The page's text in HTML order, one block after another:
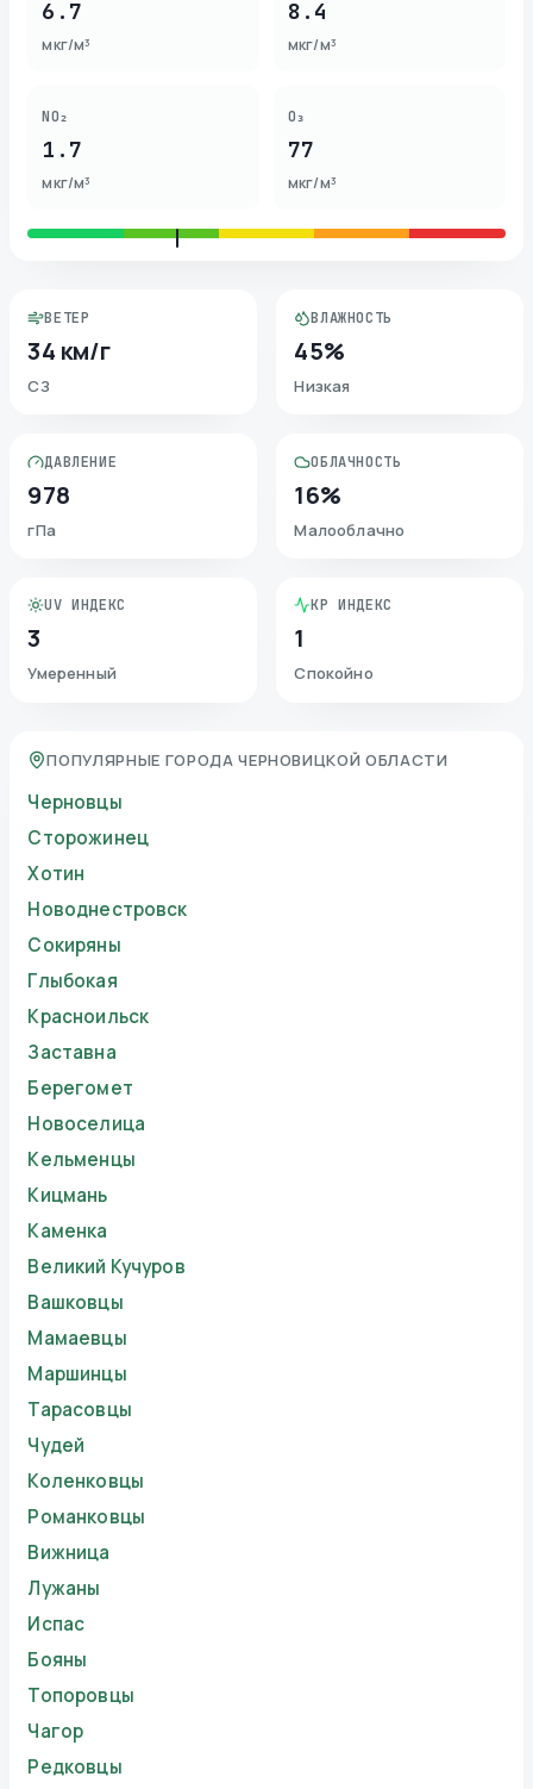
6.7
мкг/м³
8.4
мкг/м³
NO₂
1.7
мкг/м³
O₃
77
мкг/м³
ВЕТЕР
34 км/г
СЗ
ВЛАЖНОСТЬ
45%
Низкая
ДАВЛЕНИЕ
978
гПа
ОБЛАЧНОСТЬ
16%
Малооблачно
UV ИНДЕКС
3
Умеренный
KP ИНДЕКС
1
Спокойно
ПОПУЛЯРНЫЕ ГОРОДА ЧЕРНОВИЦКОЙ ОБЛАСТИ
Черновцы
Сторожинец
Хотин
Новоднестровск
Сокиряны
Глыбокая
Красноильск
Заставна
Берегомет
Новоселица
Кельменцы
Кицмань
Каменка
Великий Кучуров
Вашковцы
Мамаевцы
Маршинцы
Тарасовцы
Чудей
Коленковцы
Романковцы
Вижница
Лужаны
Испас
Бояны
Топоровцы
Чагор
Редковцы